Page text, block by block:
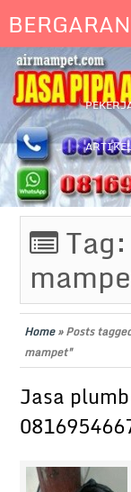
Home»Posts
mampet"
Jasa